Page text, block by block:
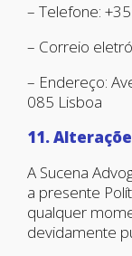
– Telefone:
– Correio
– Endereço:
085 Lisboa
11.
A Sucena
a presente
qualquer
devidamente